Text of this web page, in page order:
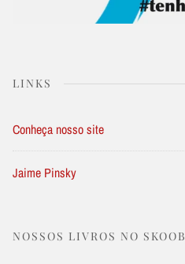
LINKS
Conheça nosso site
Jaime Pinsky
NOSSOS LIVROS NO SKOOB